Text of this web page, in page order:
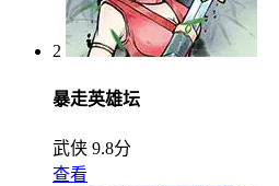
2
暴走英雄坛
武侠 9.8分
查看